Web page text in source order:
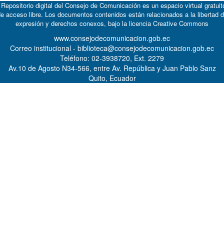
digital del Consejo de Comunicación es un espacio virtual
acceso libre. Los documentos contenidos están relacionados a la libertad
expresión y derechos conexos, bajo la licencia Creative Commons
www.consejodecomunicacion.gob.ec
Correo institucional - biblioteca@consejodecomunicacion.gob.ec
Teléfono: 02-3938720, Ext. 2279
Av.10 de Agosto N34-566, entre Av. República y Juan Pablo Sanz
Quito, Ecuador